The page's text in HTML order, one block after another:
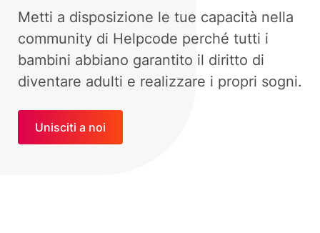
Metti a disposizione le tue capacità nella
community di Helpcode perché tutti i
bambini abbiano garantito il diritto di
diventare adulti e realizzare i propri sogni.
Unisciti a noi